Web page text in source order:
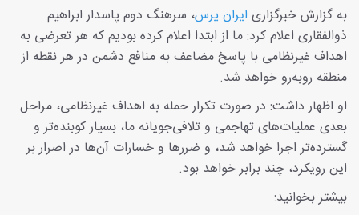
به گزارش خبرگزاری ایران پرس، سرهنگ دوم پاسدار ابراهیم
ذوالفقاری اعلام کرد: ما از ابتدا اعلام کرده بودیم که هر تعرضی به
اهداف غیرنظامی با پاسخ مضاعف به منافع دشمن در هر نقطه از
منطقه روبه‌رو خواهد شد.
او اظهار داشت: در صورت تکرار حمله به اهداف غیرنظامی، مراحل
بعدی عملیات‌های تهاجمی و تلافی‌جویانه ما، بسیار کوبنده‌تر و
گسترده‌تر اجرا خواهد شد، و ضررها و خسارات آن‌ها در اصرار بر
این رویکرد، چند برابر خواهد بود.
بیشتر بخوانید: